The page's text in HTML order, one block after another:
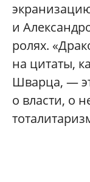
и
ролях.
на цитаты,
Шварца, —
о власти, о